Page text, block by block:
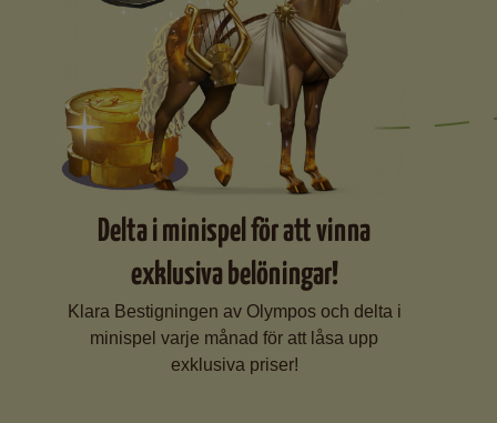
Delta i minispel för att vinna
exklusiva belöningar!
Klara Bestigningen av Olympos och delta i
minispel varje månad för att låsa upp
exklusiva priser!